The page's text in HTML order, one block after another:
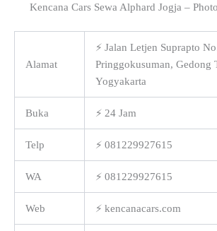
Kencana Cars Sewa Alphard Jogja –
Alamat
⚡ Jalan Letjen Suprapto
Pringgokusuman, Gedong
Yogyakarta
Buka ⚡ 24 Jam
Telp ⚡ 081229927615
WA ⚡ 081229927615
Web ⚡ kencanacars.com